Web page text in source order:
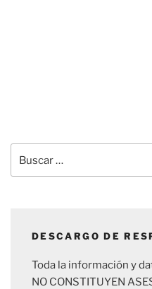
por:
DESCARGO DE
Toda la información y
NO CONSTITUYEN